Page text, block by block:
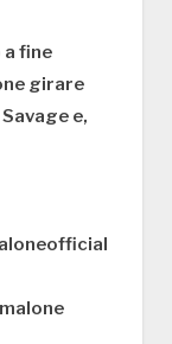
fine
girare
e,